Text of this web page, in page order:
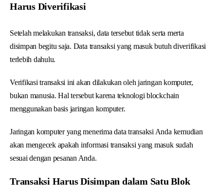
Harus Diverifikasi
Setelah melakukan transaksi, data tersebut tidak serta merta
disimpan begitu saja. Data transaksi yang masuk butuh diverifikasi
terlebih dahulu.
Verifikasi transaksi ini akan dilakukan oleh jaringan komputer,
bukan manusia. Hal tersebut karena teknologi blockchain
menggunakan basis jaringan komputer.
Jaringan komputer yang menerima data transaksi Anda kemudian
akan mengecek apakah informasi transaksi yang masuk sudah
sesuai dengan pesanan Anda.
Transaksi Harus Disimpan dalam Satu Blok